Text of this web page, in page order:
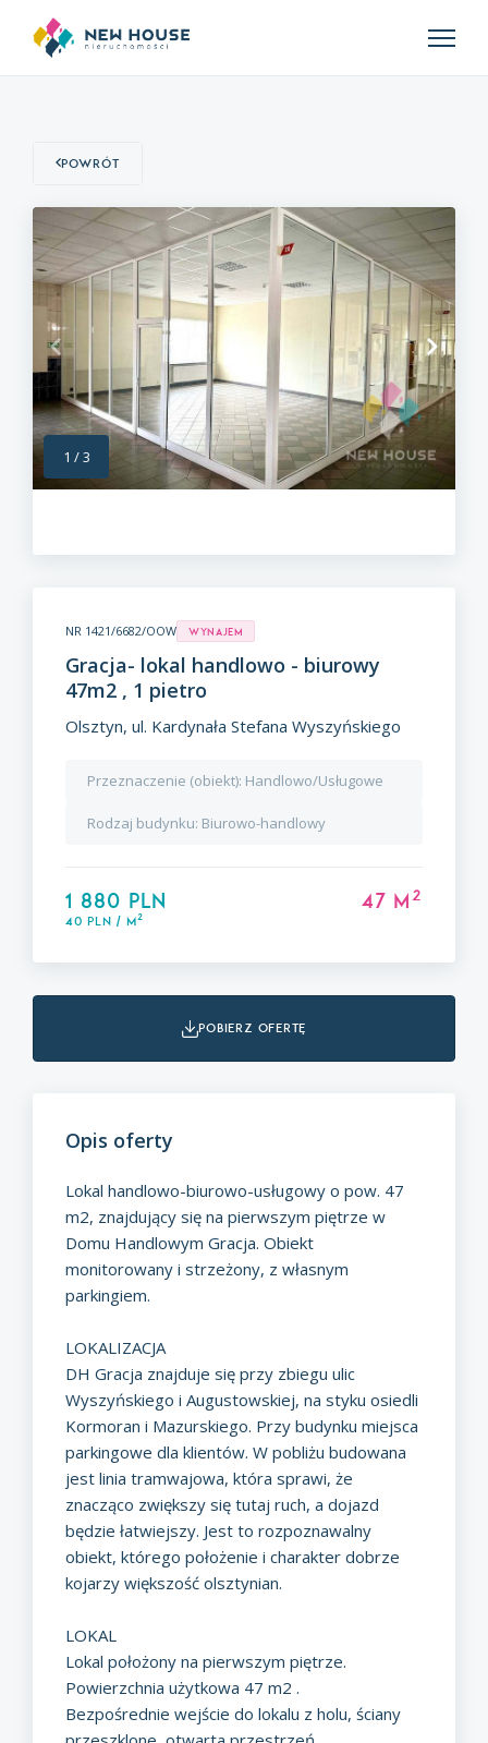
Powrót
1 /3
NR 1421/6682/OOW Wynajem
Gracja- lokal handlowo - biurowy
47m2 , 1 pietro
Olsztyn, ul. Kardynała Stefana Wyszyńskiego
Przeznaczenie (obiekt): Handlowo/Usługowe
Rodzaj budynku: Biurowo-handlowy
1 880 PLN
40 PLN / m2
47 m 2
pobierz ofertę
Opis oferty
Lokal handlowo-biurowo-usługowy o pow. 47
m2, znajdujący się na pierwszym piętrze w
Domu Handlowym Gracja. Obiekt
monitorowany i strzeżony, z własnym
parkingiem.
LOKALIZACJA
DH Gracja znajduje się przy zbiegu ulic
Wyszyńskiego i Augustowskiej, na styku osiedli
Kormoran i Mazurskiego. Przy budynku miejsca
parkingowe dla klientów. W pobliżu budowana
jest linia tramwajowa, która sprawi, że
znacząco zwiększy się tutaj ruch, a dojazd
będzie łatwiejszy. Jest to rozpoznawalny
obiekt, którego położenie i charakter dobrze
kojarzy większość olsztynian.
LOKAL
Lokal położony na pierwszym piętrze.
Powierzchnia użytkowa 47 m2 .
Bezpośrednie wejście do lokalu z holu, ściany